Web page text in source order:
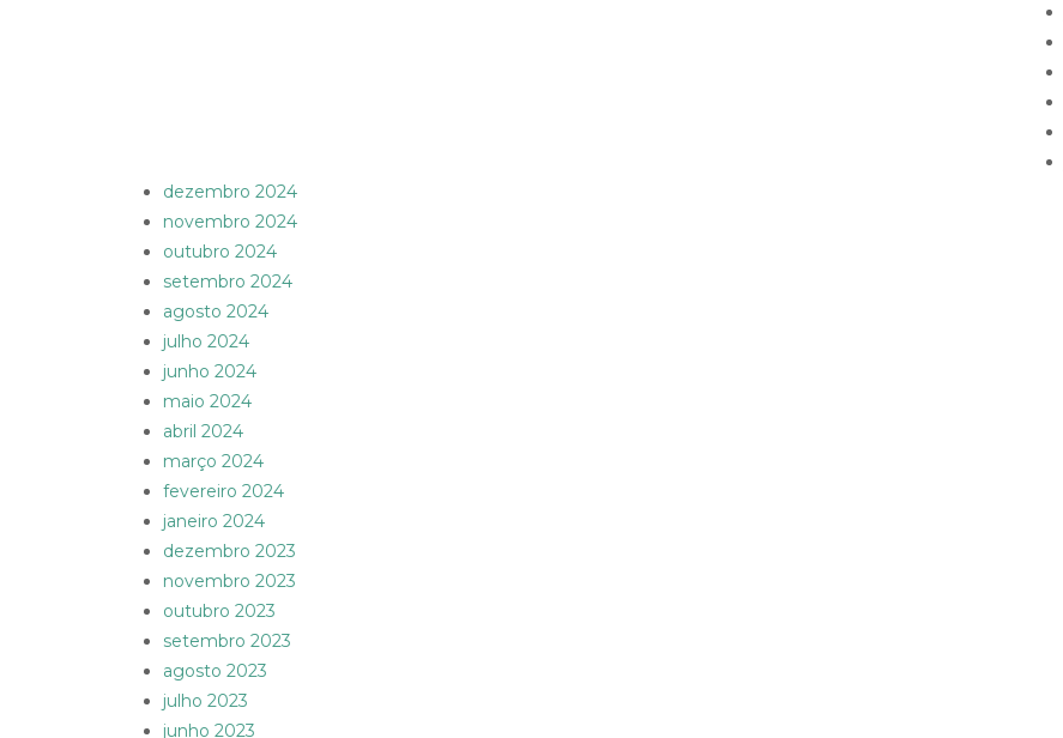
dezembro 2024
novembro 2024
outubro 2024
setembro 2024
agosto 2024
julho 2024
junho 2024
maio 2024
abril 2024
março 2024
fevereiro 2024
janeiro 2024
dezembro 2023
novembro 2023
outubro 2023
setembro 2023
agosto 2023
julho 2023
junho 2023